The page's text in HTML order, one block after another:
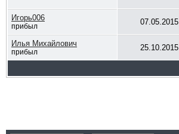
Игорь006
прибыл 07.05.2015
Илья Михайлович
прибыл 25.10.2015